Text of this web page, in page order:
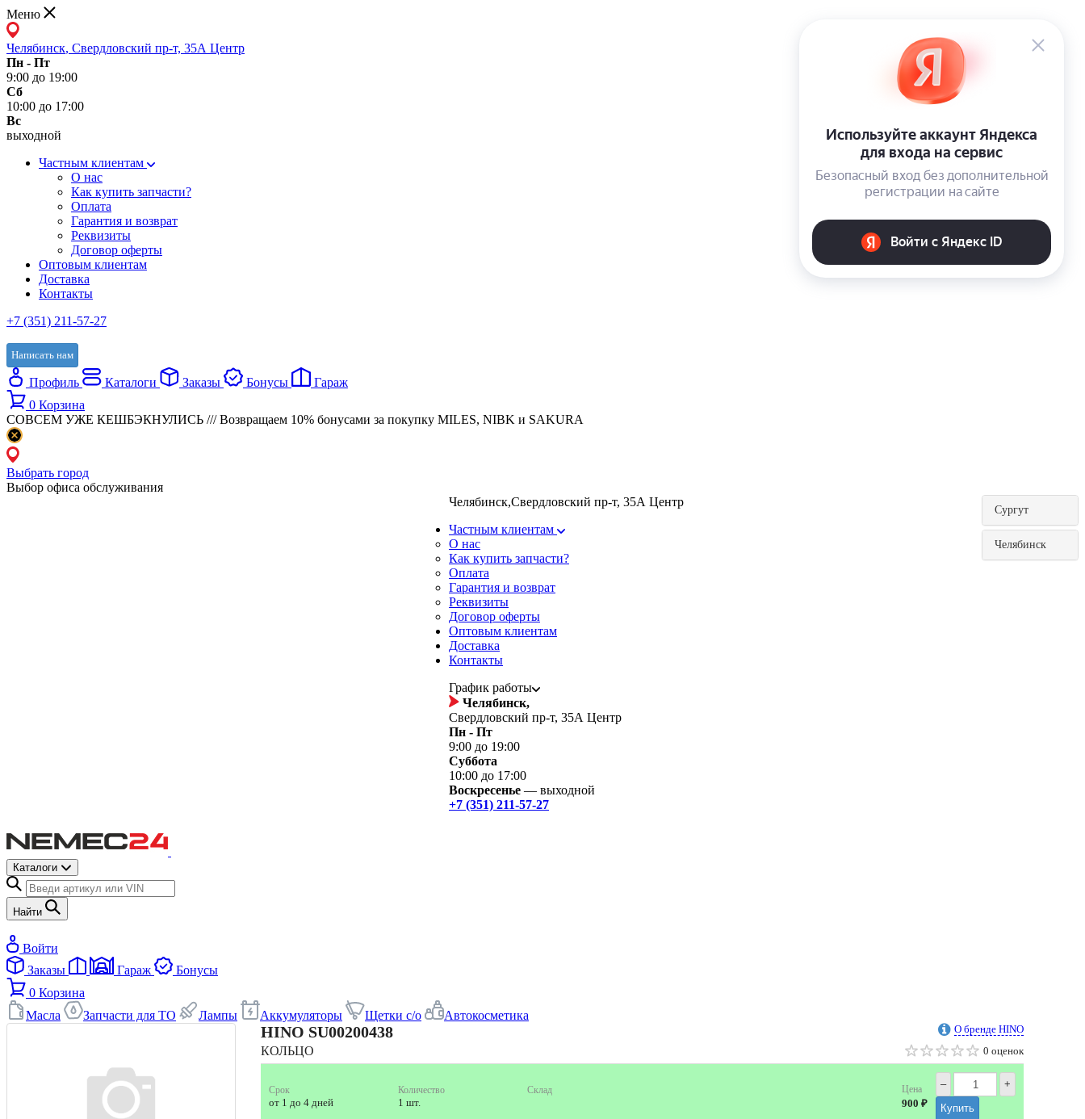
Меню
Челябинск, Свердловский пр-т, 35А Центр
Пн - Пт
9:00 до 19:00
Сб
10:00 до 17:00
Вс
выходной
Частным клиентам
О нас
Как купить запчасти?
Оплата
Гарантия и возврат
Реквизиты
Договор оферты
Оптовым клиентам
Доставка
Контакты
+7 (351) 211-57-27
Написать нам
Профиль Каталоги Заказы Бонусы
Гараж
0 Корзина
СОВСЕМ УЖЕ КЕШБЭКНУЛИСЬ /// Возвращаем 10% бонусами за покупку MILES, NIBK и SAKURA
Выбрать город
Выбор офиса обслуживания
Сургут
Челябинск
Челябинск,Свердловский пр-т, 35А Центр
Частным клиентам
О нас
Как купить запчасти?
Оплата
Гарантия и возврат
Реквизиты
Договор оферты
Оптовым клиентам
Доставка
Контакты
График работы
Челябинск,
Свердловский пр-т, 35А Центр
Пн - Пт
9:00 до 19:00
Суббота
10:00 до 17:00
Воскресенье — выходной
+7 (351) 211-57-27
Каталоги
Найти
Войти
Заказы
Гараж
Бонусы
0 Корзина
Масла
Запчасти для ТО Лампы Аккумуляторы Щетки с/о Автокосметика
О бренде HINO
0 оценок
HINO SU00200438
КОЛЬЦО
Срок
от 1 до 4 дней
Количество
1 шт.
Склад Цена
900 ₽
–
+
Купить